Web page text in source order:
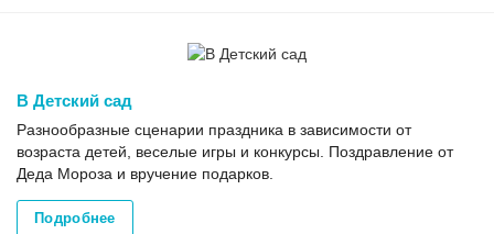
В Детский сад
Разнообразные сценарии праздника в зависимости от
возраста детей, веселые игры и конкурсы. Поздравление от
Деда Мороза и вручение подарков.
Подробнее